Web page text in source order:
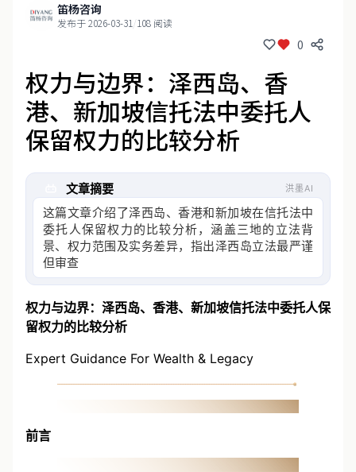
笛杨咨询
发布于 2026-03-31/108 阅读
0
权力与边界：泽西岛、香
港、新加坡信托法中委托人
保留权力的比较分析
文章摘要 洪墨AI
这篇文章介绍了泽西岛、香港和新加坡在信托法中
委托人保留权力的比较分析，涵盖三地的立法背
景、权力范围及实务差异，指出泽西岛立法最严谨
但审查审慎，香港范围窄但
权力与边界：泽西岛、香港、新加坡信托法中委托人保
留权力的比较分析
Expert Guidance For Wealth & Legacy
前言